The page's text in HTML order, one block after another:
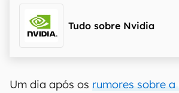
Tudo sobre Nvidia
Um dia após os rumores sobre